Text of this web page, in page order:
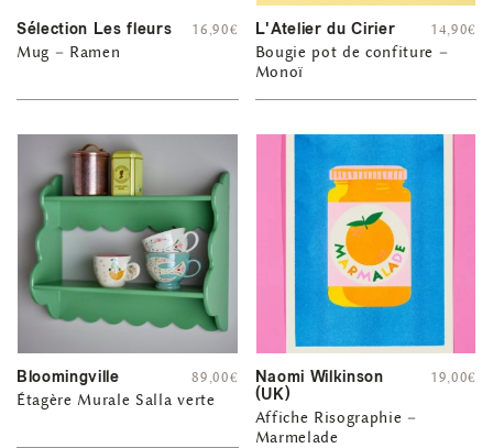
Sélection Les fleurs
Mug – Ramen
16,90€ L'Atelier du Cirier
Bougie pot de confiture –
Monoï
14,90€
Bloomingville
Étagère Murale Salla verte
89,00€
Naomi Wilkinson
(UK)
Affiche Risographie –
Marmelade
19,00€